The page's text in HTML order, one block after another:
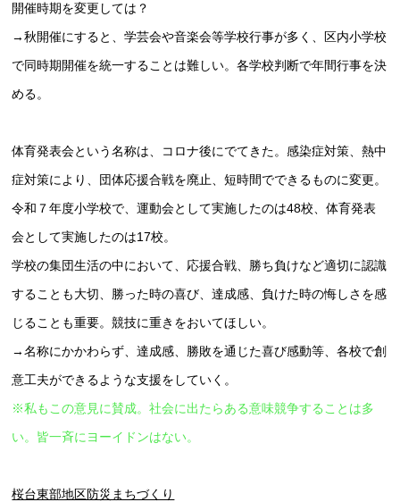
開催時期を変更しては？
→秋開催にすると、学芸会や音楽会等学校行事が多く、区内小学校
で同時期開催を統一することは難しい。各学校判断で年間行事を決
める。
体育発表会という名称は、コロナ後にでてきた。感染症対策、熱中
症対策により、団体応援合戦を廃止、短時間でできるものに変更。
令和７年度小学校で、運動会として実施したのは48校、体育発表
会として実施したのは17校。
学校の集団生活の中において、応援合戦、勝ち負けなど適切に認識
することも大切、勝った時の喜び、達成感、負けた時の悔しさを感
じることも重要。競技に重きをおいてほしい。
→名称にかかわらず、達成感、勝敗を通じた喜び感動等、各校で創
意工夫ができるような支援をしていく。
※私もこの意見に賛成。社会に出たらある意味競争することは多
い。皆一斉にヨーイドンはない。
桜台東部地区防災まちづくり